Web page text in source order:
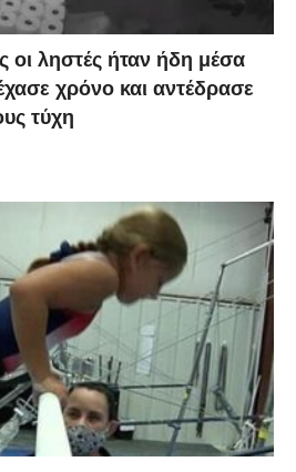
ληστές ήταν ήδη μέσα
χρόνο και αντέδρασε
τύχη